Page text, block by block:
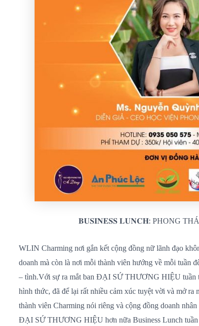
𝐁𝐔𝐒𝐈𝐍𝐄𝐒𝐒 𝐋𝐔𝐍𝐂𝐇: PHONG
WLIN Charming nơi gắn kết cộng đồng nữ lãnh đạo
doanh mà còn là nơi mỗi thành viên hướng về mỗi tuần
– tình.Với sự ra mắt ban ĐẠI SỨ THƯƠNG HIỆU tuần
hình thức, đã để lại rất nhiều cảm xúc tuyệt vời và mở ra
thành viên Charming nói riêng và cộng đồng doanh
ĐẠI SỨ THƯƠNG HIỆU hơn nữa Business Lunch